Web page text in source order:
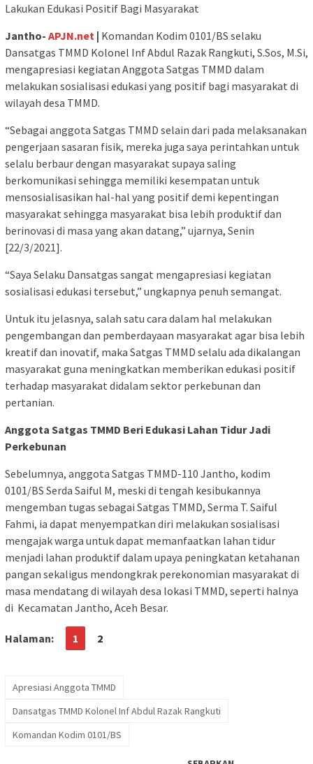
Lakukan Edukasi Positif Bagi Masyarakat
Jantho- APJN.net | Komandan Kodim 0101/BS selaku
Dansatgas TMMD Kolonel Inf Abdul Razak Rangkuti, S.Sos, M.Si,
mengapresiasi kegiatan Anggota Satgas TMMD dalam
melakukan sosialisasi edukasi yang positif bagi masyarakat di
wilayah desa TMMD.
“Sebagai anggota Satgas TMMD selain dari pada melaksanakan
pengerjaan sasaran fisik, mereka juga saya perintahkan untuk
selalu berbaur dengan masyarakat supaya saling
berkomunikasi sehingga memiliki kesempatan untuk
mensosialisasikan hal-hal yang positif demi kepentingan
masyarakat sehingga masyarakat bisa lebih produktif dan
berinovasi di masa yang akan datang,” ujarnya, Senin
[22/3/2021].
“Saya Selaku Dansatgas sangat mengapresiasi kegiatan
sosialisasi edukasi tersebut,” ungkapnya penuh semangat.
Untuk itu jelasnya, salah satu cara dalam hal melakukan
pengembangan dan pemberdayaan masyarakat agar bisa lebih
kreatif dan inovatif, maka Satgas TMMD selalu ada dikalangan
masyarakat guna meningkatkan memberikan edukasi positif
terhadap masyarakat didalam sektor perkebunan dan
pertanian.
Anggota Satgas TMMD Beri Edukasi Lahan Tidur Jadi
Perkebunan
Sebelumnya, anggota Satgas TMMD-110 Jantho, kodim
0101/BS Serda Saiful M, meski di tengah kesibukannya
mengemban tugas sebagai Satgas TMMD, Serma T. Saiful
Fahmi, ia dapat menyempatkan diri melakukan sosialisasi
mengajak warga untuk dapat memanfaatkan lahan tidur
menjadi lahan produktif dalam upaya peningkatan ketahanan
pangan sekaligus mendongkrak perekonomian masyarakat di
masa mendatang di wilayah desa lokasi TMMD, seperti halnya
di Kecamatan Jantho, Aceh Besar.
Halaman: 1 2
Apresiasi Anggota TMMD
Dansatgas TMMD Kolonel Inf Abdul Razak Rangkuti
Komandan Kodim 0101/BS